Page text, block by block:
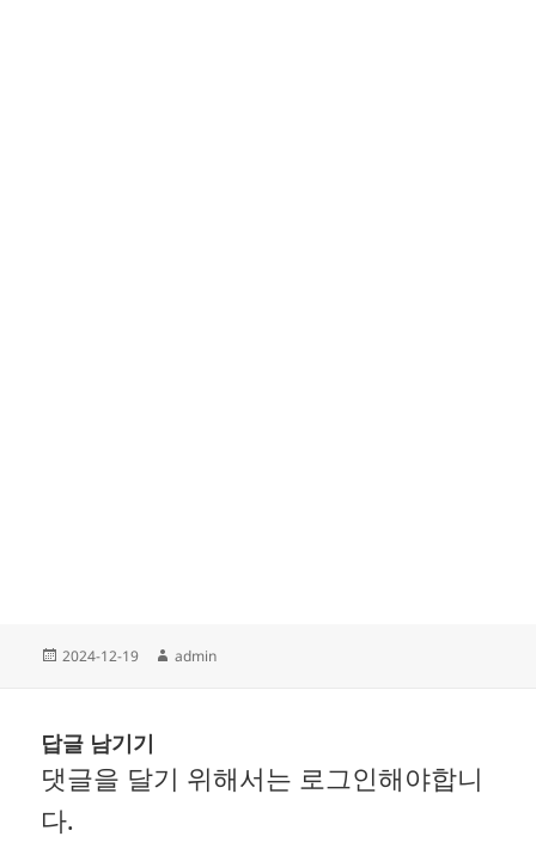
작
2024-12-19
글
admin
답글 남기기
댓글을 달기 위해서는 로그인해야합니
다.